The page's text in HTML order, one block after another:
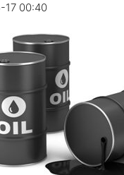
17 00:40